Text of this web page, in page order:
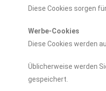
Diese Cookies sorgen
Werbe-Cookies
Diese Cookies werden
Üblicherweise werden
gespeichert.